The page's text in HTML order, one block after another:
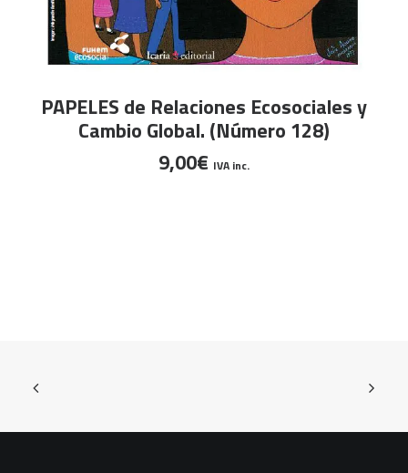
AÑADIR AL CARRITO
PAPELES de Relaciones Ecosociales y
Cambio Global. (Número 128)
9,00€ IVA inc.